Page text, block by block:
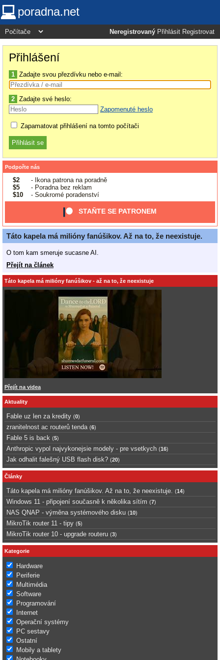
poradna.net
Neregistrovaný Přihlásit Registrovat
Přihlášení
1 Zadajte svou přezdívku nebo e-mail:
2 Zadajte své heslo:
Zapomenuté heslo
Zapamatovat přihlášení na tomto počítači
Podpořte nás
$2
- Ikona patrona na poradně
$5
- Poradna bez reklam
$10
- Soukromé poradenství
STAŇTE SE PATRONEM
Táto kapela má milióny fanúšikov. Až na to, že neexistuje.
O tom kam smeruje sucasne AI.
Přejít na článek
Táto kapela má milióny fanúšikov - až na to, že neexistuje
Přejít na videa
Aktuality
Fable uz len za kredity (0)
zranitelnost ac routerů tenda (6)
Fable 5 is back (5)
Anthropic vypol najvykonejsie modely - pre vsetkych (16)
Jak odhalit falešný USB flash disk? (20)
Články
Táto kapela má milióny fanúšikov. Až na to, že neexistuje. (14)
Windows 11 - připojení současně k několika sítím (7)
NAS QNAP - výměna systémového disku (10)
MikroTik router 11 - tipy (5)
MikroTik router 10 - upgrade routeru (3)
Kategorie
Hardware
Periferie
Multimédia
Software
Programování
Internet
Operační systémy
PC sestavy
Ostatní
Mobily a tablety